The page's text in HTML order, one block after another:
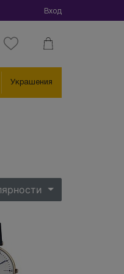
Вход
Украшения